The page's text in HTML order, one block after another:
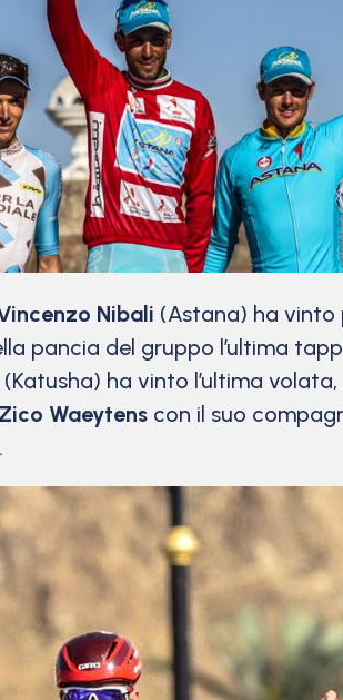
Nibali (Astana) ha vinto
pancia del gruppo l’ultima
(Katusha) ha vinto l’ultima
Zico Waeytens con il suo